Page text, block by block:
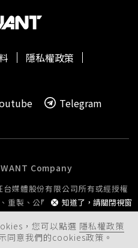
，您可以點選 隱私權政策
同意我們的cookies政策。
知道了，請關閉視窗
隱私權政策
Telegram
Company
媒體股份有限公司所有或經授權
重製、公開播送或公開傳輸。